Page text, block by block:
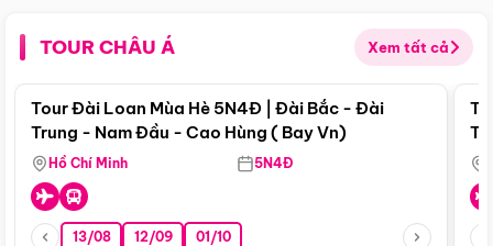
TOUR CHÂU Á Xem tất cả
Điểm nổi bật
Tour Đài Loan Mùa Hè 5N4Đ | Đài Bắc - Đài
Trung - Nam Đầu - Cao Hùng ( Bay Vn)
Hồ Chí Minh 5N4Đ
13/08 12/09 01/10